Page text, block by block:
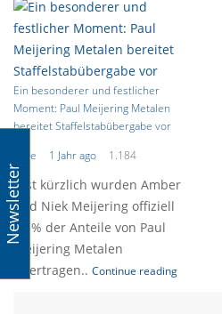
Ein besonderer und festlicher
Moment: Paul Meijering Metalen
bereitet Staffelstabübergabe vor
Ralle
1 Jahr ago 1.184
Erst kürzlich wurden Amber
und Niek Meijering offiziell
49 % der Anteile von Paul
Meijering Metalen
übertragen.. Continue reading
Newsletter